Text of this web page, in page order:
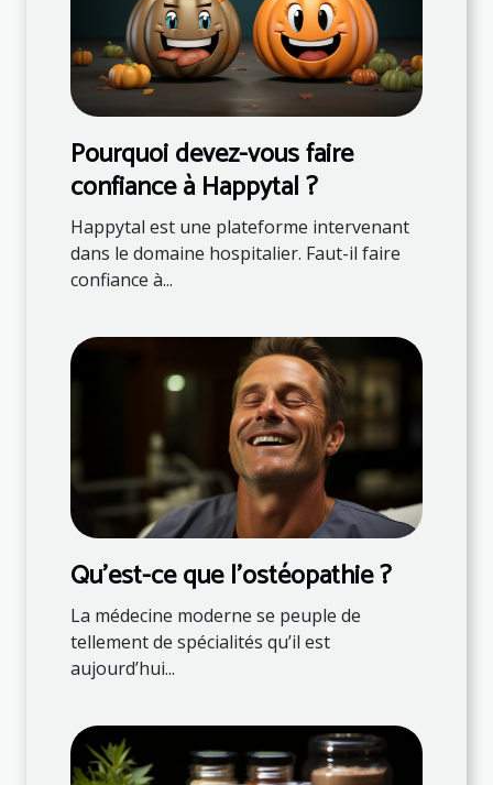
Pourquoi devez-vous faire
confiance à Happytal ?
Happytal est une plateforme intervenant
dans le domaine hospitalier. Faut-il faire
confiance à...
Qu'est-ce que l'ostéopathie ?
La médecine moderne se peuple de
tellement de spécialités qu’il est
aujourd’hui...